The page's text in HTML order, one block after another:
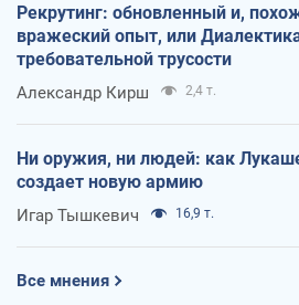
Рекрутинг: обновленный и,
вражеский опыт, или
требовательной трусости
Александр Кирш 2,4 т.
Ни оружия, ни людей: как
создает новую армию
Игар Тышкевич 16,9 т.
Все мнения